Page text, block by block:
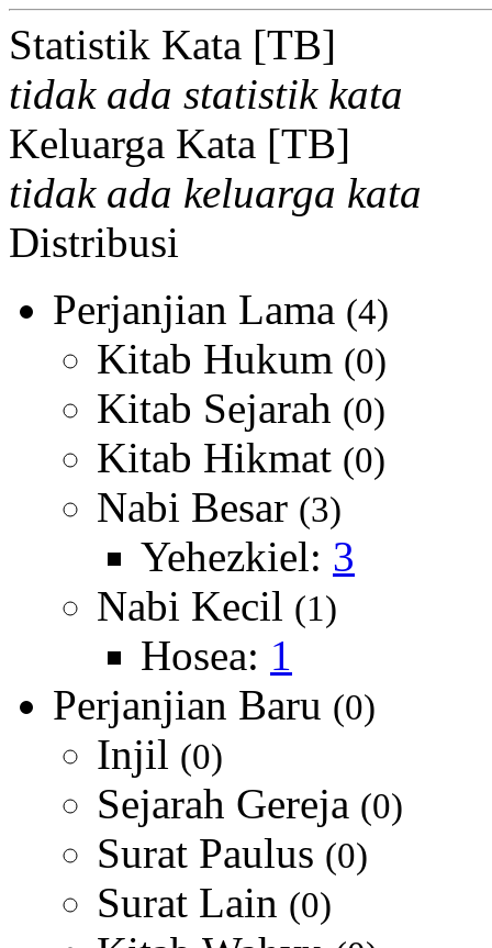
Statistik Kata [TB]
tidak ada statistik kata
Keluarga Kata [TB]
tidak ada keluarga kata
Distribusi
Perjanjian Lama (4)
Kitab Hukum (0)
Kitab Sejarah (0)
Kitab Hikmat (0)
Nabi Besar (3)
Yehezkiel: 3
Nabi Kecil (1)
Hosea: 1
Perjanjian Baru (0)
Injil (0)
Sejarah Gereja (0)
Surat Paulus (0)
Surat Lain (0)